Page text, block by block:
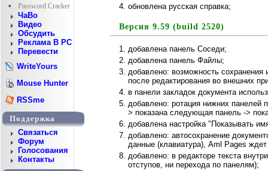
•
Password Cracker
ЧаВо
Видео
Обсудить
Реклама В PC
Перевести
WriteYours
Mouse Hunter
RSSme
Поддержка
Cвязаться
Форум
Голосования
Контакты
обновлена русская справка;
Версия 9.59 (build 2520)
добавлена панель Соседи;
добавлена панель Файлы;
добавлено: возможность
после редактирования во внешних
в панели закладок документа
добавлено: ротация нижних панелей
> показана следующая панель ->
добавлена настройка "Показывать
добавлено: автосохранение
данные (клавиатура), Aml Pages
добавлено: в редакторе текста
отступов, ни перехода по панелям);